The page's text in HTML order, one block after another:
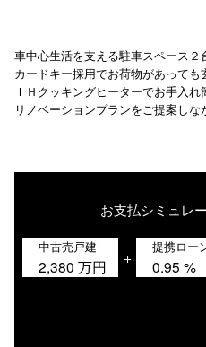
車中心生活を支える駐車スペース２
カードキー採用でお荷物があって
ＩＨクッキングヒーターでお手入れ
リノベーションプランをご提案し
お支払シミュレ
中古売戸建
2,380 万円 +
提携ロー
0.95 %